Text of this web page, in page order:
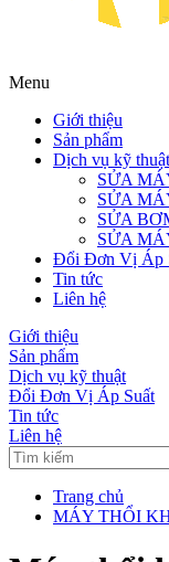
Menu
Giới thiệu
Sản phẩm
Dịch vụ kỹ thuật
SỬA
SỬA
SỬA
SỬA
Đổi Đơn Vị Áp
Tin tức
Liên hệ
Giới thiệu
Sản phẩm
Dịch vụ kỹ thuật
Đổi Đơn Vị Áp Suất
Tin tức
Liên hệ
Trang chủ
MÁY THỔI